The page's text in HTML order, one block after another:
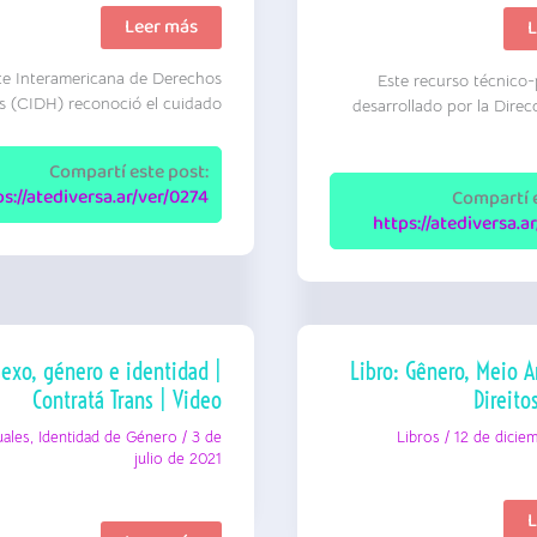
Contenido
y
alcance
del
Derecho
Cuidado
y
su
interrelación
con
derechos
Opinión
OC
31/25
Leer más
Interamericana de Derechos
(CIDH) reconoció el cuidado
Compartí este post:
atediversa.ar/ver/0274
|
|
Este recurso
desarrollado por la
Compartí
https://
género e identidad |
Contratá Trans | Video
, Identidad de Género / 3 de
julio de 2021
Libro: Gênero, Meio
Libros / 12 de